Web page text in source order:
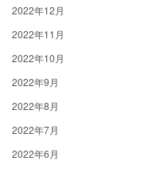
2022年12月
2022年11月
2022年10月
2022年9月
2022年8月
2022年7月
2022年6月